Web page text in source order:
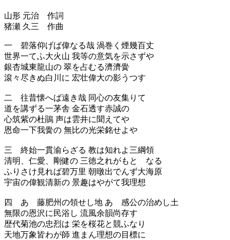
山形 元治 作詞
猪瀬 久三 作曲
一 碧落仰げば偉なる哉 渦巻く煙幾百丈
世界一てふ大火山 我等の意気を示さずや
銀杏城東龍山の 翠を占むる濟濟黌
滾々尽きぬ白川に 宏壮偉大の影うつす
二 往昔懐へば遠き哉 同心の友集りて
道を講ずる一茅舎 金石透す赤誠の
心筑紫の杜鵑 声は雲井に聞えてや
恩命一下我黌の 無比の光栄銘せよや
三 終始一貫渝らざる 教は知れよ三綱領
清明、仁愛、剛健の 三徳之れがもとゝなる
ふりさけ見れば碧万里 朝暾出でんず大海原
宇宙の偉観清新の 景趣はやがて我理想
四 あゝ藤肥州の領せし地 あゝ感公の治めし土
無限の恩沢に民浴し 流風余韻尚存す
歴代菊池の忠烈は 栄を桜花と競ふなり
天地万象皆わが師 進まん理想の目標に